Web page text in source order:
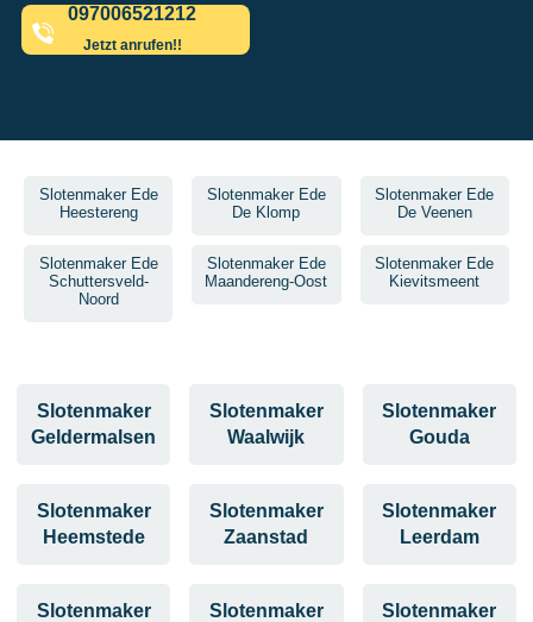
097006521212
Jetzt anrufen!!
Slotenmaker Ede
Heestereng
Slotenmaker Ede
De Klomp
Slotenmaker Ede
De Veenen
Slotenmaker Ede
Schuttersveld-
Noord
Slotenmaker Ede
Maandereng-Oost
Slotenmaker Ede
Kievitsmeent
Slotenmaker
Geldermalsen
Slotenmaker
Waalwijk
Slotenmaker
Gouda
Slotenmaker
Heemstede
Slotenmaker
Zaanstad
Slotenmaker
Leerdam
Slotenmaker
Slotenmaker
Slotenmaker